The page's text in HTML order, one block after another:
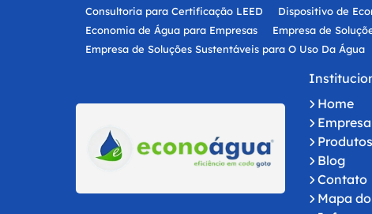
Consultoria para Certificação LEED
Dispositivo de
Economia de Água para Empresas
Empresa de
Empresa de Soluções Sustentáveis para O Uso Da Água
Empresa Especializada em Soluções para Economia de
Empresa para Instalação de Dispositivos de Economia de
Fornecedor de Válvulas de Descarga Sloan Automática
Gestão Sustentável de Água para Empresas em São Paulo
Instalação de Dispositivos de Economia de Água em
Projeto Economia de Água para Empresas em São Paulo
Soluções de
Home
Empresa
Produtos
Blog
Contato
Mapa